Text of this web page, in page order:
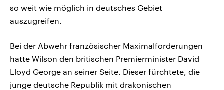
so weit wie möglich in deutsches Gebiet
auszugreifen.
Bei der Abwehr französischer Maximalforderungen
hatte Wilson den britischen Premierminister David
Lloyd George an seiner Seite. Dieser fürchtete, die
junge deutsche Republik mit drakonischen